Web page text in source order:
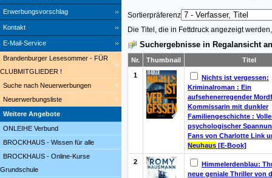
Erwerbungsvorschlag
Kontakt
E-Mail-Service
Brandenburger Lesesommer - FÜR
CLUBMITGLIEDER !
Suche nach Neuerwerbungen
Neuerwerbungsliste
Weitere Angebote
ONLEIHE Verbund
BROCKHAUS - Wissen für alle
BROCKHAUS - Online-Kurse
Grundschule
Sortierpräferenz
Die Titel, die in Fettdruck angezeigt
Suchergebnisse in Regalansicht
Nr. Thumbnail Titel
1
Nichts ist vergessen:
Kriminalroman : Ein
aufsehenerregender
Kommissarin mit dunkler
Familiengeschichte :
psychologischer
Fans von Charlotte Link
Neuhaus [E-Book]
2
Himmelerdenblau:
neue geniale Thriller von